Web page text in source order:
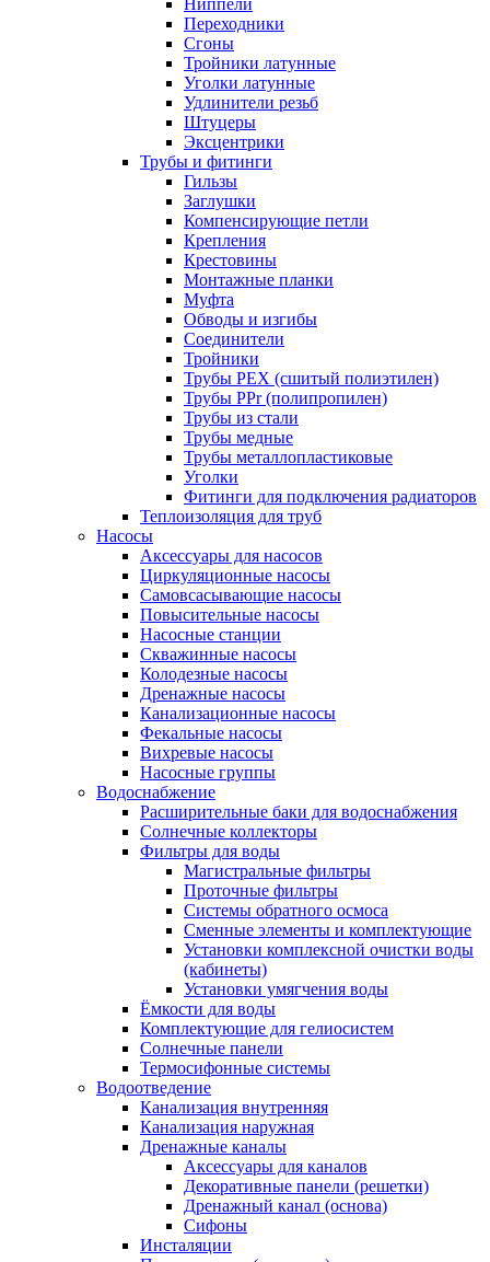
Ниппели
Переходники
Сгоны
Тройники латунные
Уголки латунные
Удлинители резьб
Штуцеры
Эксцентрики
Трубы и фитинги
Гильзы
Заглушки
Компенсирующие петли
Крепления
Крестовины
Монтажные планки
Муфта
Обводы и изгибы
Соединители
Тройники
Трубы PEX (сшитый полиэтилен)
Трубы PPr (полипропилен)
Трубы из стали
Трубы медные
Трубы металлопластиковые
Уголки
Фитинги для подключения радиаторов
Теплоизоляция для труб
Насосы
Аксессуары для насосов
Циркуляционные насосы
Самовсасывающие насосы
Повысительные насосы
Насосные станции
Скважинные насосы
Колодезные насосы
Дренажные насосы
Канализационные насосы
Фекальные насосы
Вихревые насосы
Насосные группы
Водоснабжение
Расширительные баки для водоснабжения
Солнечные коллекторы
Фильтры для воды
Магистральные фильтры
Проточные фильтры
Системы обратного осмоса
Сменные элементы и комплектующие
Установки комплексной очистки воды
(кабинеты)
Установки умягчения воды
Ёмкости для воды
Комплектующие для гелиосистем
Солнечные панели
Термосифонные системы
Водоотведение
Канализация внутренняя
Канализация наружная
Дренажные каналы
Аксессуары для каналов
Декоративные панели (решетки)
Дренажный канал (основа)
Сифоны
Инсталяции